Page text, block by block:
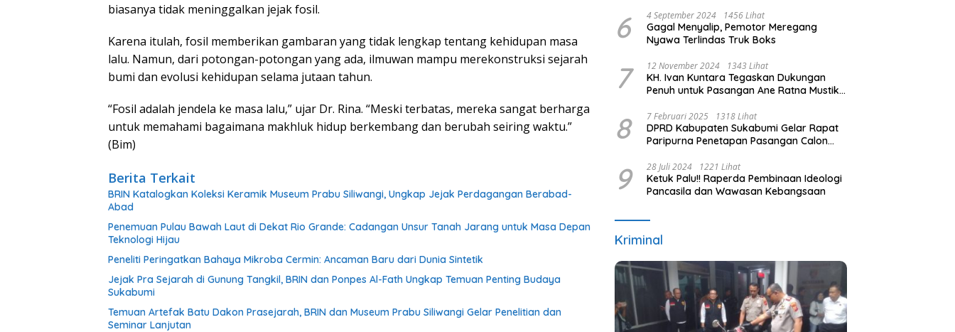
biasanya tidak meninggalkan jejak fosil.
Karena itulah, fosil memberikan gambaran yang tidak lengkap tentang kehidupan masa
lalu. Namun, dari potongan-potongan yang ada, ilmuwan mampu merekonstruksi sejarah
bumi dan evolusi kehidupan selama jutaan tahun.
“Fosil adalah jendela ke masa lalu,” ujar Dr. Rina. “Meski terbatas, mereka sangat berharga
untuk memahami bagaimana makhluk hidup berkembang dan berubah seiring waktu.”
(Bim)
Berita Terkait
BRIN Katalogkan Koleksi Keramik Museum Prabu Siliwangi, Ungkap Jejak Perdagangan Berabad-
Abad
Penemuan Pulau Bawah Laut di Dekat Rio Grande: Cadangan Unsur Tanah Jarang untuk Masa Depan
Teknologi Hijau
Peneliti Peringatkan Bahaya Mikroba Cermin: Ancaman Baru dari Dunia Sintetik
Jejak Pra Sejarah di Gunung Tangkil, BRIN dan Ponpes Al-Fath Ungkap Temuan Penting Budaya
Sukabumi
Temuan Artefak Batu Dakon Prasejarah, BRIN dan Museum Prabu Siliwangi Gelar Penelitian dan
Seminar Lanjutan
6 4 September 2024 1456 Lihat
Gagal Menyalip, Pemotor Meregang
Nyawa Terlindas Truk Boks
7 12 November 2024 1343 Lihat
KH. Ivan Kuntara Tegaskan Dukungan
Penuh untuk Pasangan Ane Ratna Mustika
Purwakarta 2024
8 7 Februari 2025 1318 Lihat
DPRD Kabupaten Sukabumi Gelar Rapat
Paripurna Penetapan Pasangan Calon
Pejabat Eksekutif
9 28 Juli 2024 1221 Lihat
Ketuk Palu!! Raperda Pembinaan Ideologi
Pancasila dan Wawasan Kebangsaan
Kriminal